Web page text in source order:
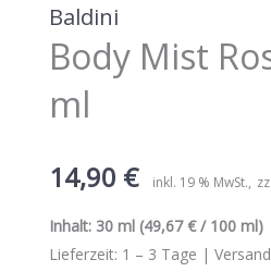
Baldini
Body Mist
ml
14,90 € inkl. 19 % MwSt.
Inhalt: 30 ml (49,67 € / 100
Lieferzeit: 1 – 3 Tage |